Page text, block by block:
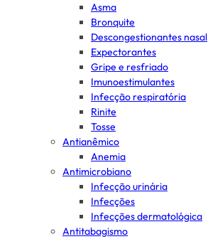
Asma
Bronquite
Descongestionantes nasal
Expectorantes
Gripe e resfriado
Imunoestimulantes
Infecção respiratória
Rinite
Tosse
Antianêmico
Anemia
Antimicrobiano
Infecção urinária
Infecções
Infecções dermatológica
Antitabagismo